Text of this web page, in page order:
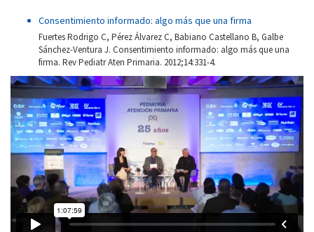
Consentimiento informado: algo más que una firma
Fuertes Rodrigo C, Pérez Álvarez C, Babiano Castellano B, Galbe
Sánchez-Ventura J. Consentimiento informado: algo más que una
firma. Rev Pediatr Aten Primaria. 2012;14:331-4.